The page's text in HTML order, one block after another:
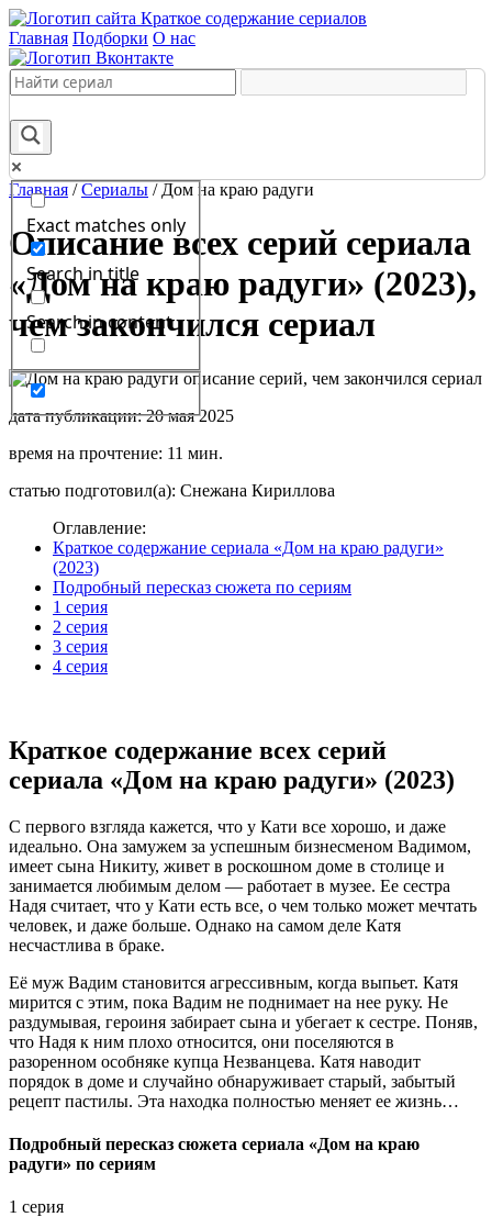
Краткое содержание сериалов
Главная Подборки О нас
Exact matches only
Search in title
Search in content
Главная /Сериалы / Дом на краю радуги
Описание всех серий сериала
«Дом на краю радуги» (2023),
чем закончился сериал
дата публикации: 20 мая 2025
время на прочтение: 11 мин.
статью подготовил(а): Снежана Кириллова
Оглавление:
Краткое содержание сериала «Дом на краю радуги»
(2023)
Подробный пересказ сюжета по сериям
1 серия
2 серия
3 серия
4 серия
Краткое содержание всех серий
сериала «Дом на краю радуги» (2023)
С первого взгляда кажется, что у Кати все хорошо, и даже
идеально. Она замужем за успешным бизнесменом Вадимом,
имеет сына Никиту, живет в роскошном доме в столице и
занимается любимым делом — работает в музее. Ее сестра
Надя считает, что у Кати есть все, о чем только может мечтать
человек, и даже больше. Однако на самом деле Катя
несчастлива в браке.
Её муж Вадим становится агрессивным, когда выпьет. Катя
мирится с этим, пока Вадим не поднимает на нее руку. Не
раздумывая, героиня забирает сына и убегает к сестре. Поняв,
что Надя к ним плохо относится, они поселяются в
разоренном особняке купца Незванцева. Катя наводит
порядок в доме и случайно обнаруживает старый, забытый
рецепт пастилы. Эта находка полностью меняет ее жизнь…
Подробный пересказ сюжета сериала «Дом на краю
радуги» по сериям
1 серия